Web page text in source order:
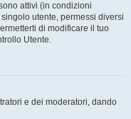
attivi (in condizioni
utente, permessi diversi
di modificare il tuo
Utente.
e dei moderatori, dando